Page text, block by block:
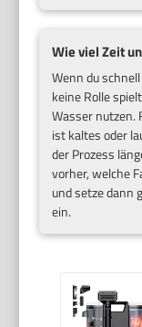
Wie viel Zeit
Wenn du
keine Rolle
Wasser nutzen.
ist kaltes oder
der Prozess
vorher, welche
und setze dann
ein.